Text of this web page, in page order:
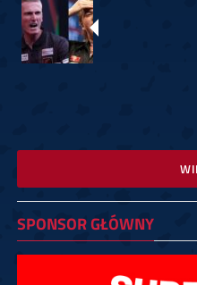
SPONSOR GŁÓWNY